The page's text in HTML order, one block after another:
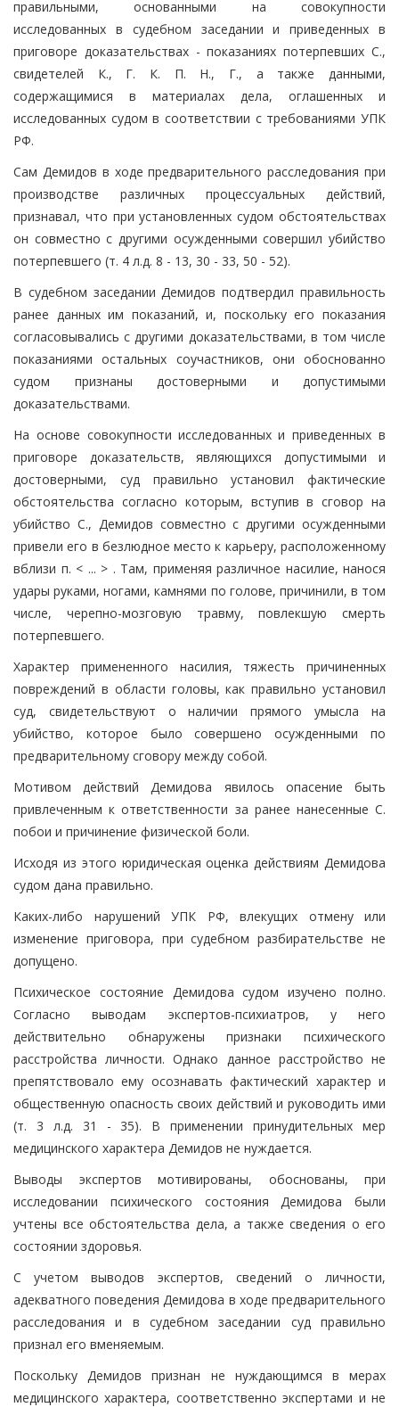
правильными, основанными на совокупности
исследованных в судебном заседании и приведенных в
приговоре доказательствах - показаниях потерпевших С.,
свидетелей К., Г. К. П. Н., Г., а также данными,
содержащимися в материалах дела, оглашенных и
исследованных судом в соответствии с требованиями УПК
РФ.
Сам Демидов в ходе предварительного расследования при
производстве различных процессуальных действий,
признавал, что при установленных судом обстоятельствах
он совместно с другими осужденными совершил убийство
потерпевшего (т. 4 л.д. 8 - 13, 30 - 33, 50 - 52).
В судебном заседании Демидов подтвердил правильность
ранее данных им показаний, и, поскольку его показания
согласовывались с другими доказательствами, в том числе
показаниями остальных соучастников, они обоснованно
судом признаны достоверными и допустимыми
доказательствами.
На основе совокупности исследованных и приведенных в
приговоре доказательств, являющихся допустимыми и
достоверными, суд правильно установил фактические
обстоятельства согласно которым, вступив в сговор на
убийство С., Демидов совместно с другими осужденными
привели его в безлюдное место к карьеру, расположенному
вблизи п. < ... > . Там, применяя различное насилие, нанося
удары руками, ногами, камнями по голове, причинили, в том
числе, черепно-мозговую травму, повлекшую смерть
потерпевшего.
Характер примененного насилия, тяжесть причиненных
повреждений в области головы, как правильно установил
суд, свидетельствуют о наличии прямого умысла на
убийство, которое было совершено осужденными по
предварительному сговору между собой.
Мотивом действий Демидова явилось опасение быть
привлеченным к ответственности за ранее нанесенные С.
побои и причинение физической боли.
Исходя из этого юридическая оценка действиям Демидова
судом дана правильно.
Каких-либо нарушений УПК РФ, влекущих отмену или
изменение приговора, при судебном разбирательстве не
допущено.
Психическое состояние Демидова судом изучено полно.
Согласно выводам экспертов-психиатров, у него
действительно обнаружены признаки психического
расстройства личности. Однако данное расстройство не
препятствовало ему осознавать фактический характер и
общественную опасность своих действий и руководить ими
(т. 3 л.д. 31 - 35). В применении принудительных мер
медицинского характера Демидов не нуждается.
Выводы экспертов мотивированы, обоснованы, при
исследовании психического состояния Демидова были
учтены все обстоятельства дела, а также сведения о его
состоянии здоровья.
С учетом выводов экспертов, сведений о личности,
адекватного поведения Демидова в ходе предварительного
расследования и в судебном заседании суд правильно
признал его вменяемым.
Поскольку Демидов признан не нуждающимся в мерах
медицинского характера, соответственно экспертами и не